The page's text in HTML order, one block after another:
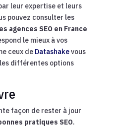
leur expertise et leurs
pouvez consulter les
agences SEO en France
le mieux à vos
ceux de Datashakevous
différentes options
façon de rester à jour
pratiques SEO.